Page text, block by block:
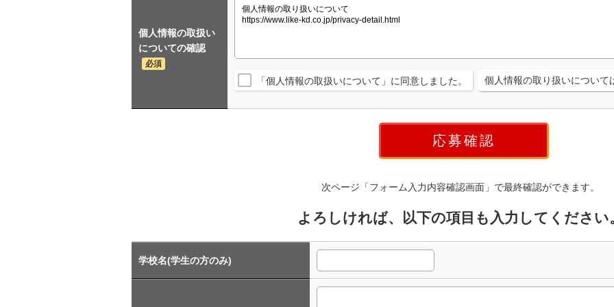
個人情報の取扱い
についての確認
必須
「個人情報の取扱いについて」に同意しました。 個人情報の取り扱いについて
次ページ「フォーム入力内容確認画面」で最終確認ができます。
よろしければ、以下の項目も入力してください
学校名(学生の方のみ)